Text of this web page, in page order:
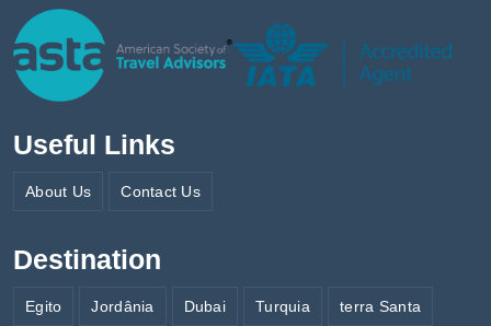
Useful Links
About Us Contact Us
Destination
Egito Jordânia Dubai Turquia terra Santa